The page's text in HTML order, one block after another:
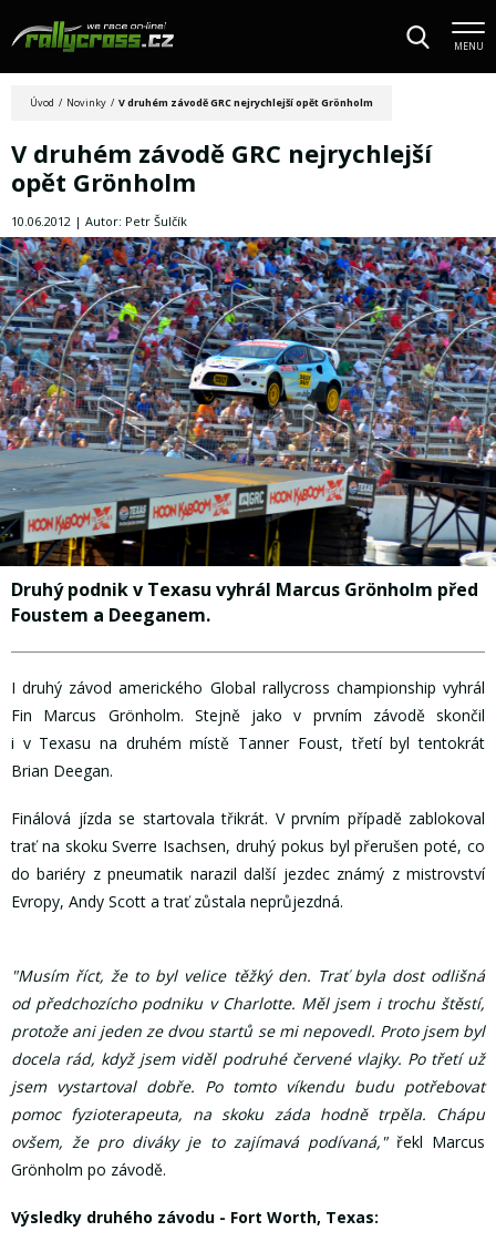
MENU
Úvod / Novinky / V druhém závodě GRC nejrychlejší opět Grönholm
V druhém závodě GRC nejrychlejší
opět Grönholm
10.06.2012 | Autor: Petr Šulčík
Druhý podnik v Texasu vyhrál Marcus Grönholm před
Foustem a Deeganem.
I druhý závod amerického Global rallycross championship vyhrál
Fin Marcus Grönholm. Stejně jako v prvním závodě skončil
i v Texasu na druhém místě Tanner Foust, třetí byl tentokrát
Brian Deegan.
Finálová jízda se startovala třikrát. V prvním případě zablokoval
trať na skoku Sverre Isachsen, druhý pokus byl přerušen poté, co
do bariéry z pneumatik narazil další jezdec známý z mistrovství
Evropy, Andy Scott a trať zůstala neprůjezdná.
"Musím říct, že to byl velice těžký den. Trať byla dost odlišná
od předchozícho podniku v Charlotte. Měl jsem i trochu štěstí,
protože ani jeden ze dvou startů se mi nepovedl. Proto jsem byl
docela rád, když jsem viděl podruhé červené vlajky. Po třetí už
jsem vystartoval dobře. Po tomto víkendu budu potřebovat
pomoc fyzioterapeuta, na skoku záda hodně trpěla. Chápu
ovšem, že pro diváky je to zajímavá podívaná," řekl Marcus
Grönholm po závodě.
Výsledky druhého závodu - Fort Worth, Texas: